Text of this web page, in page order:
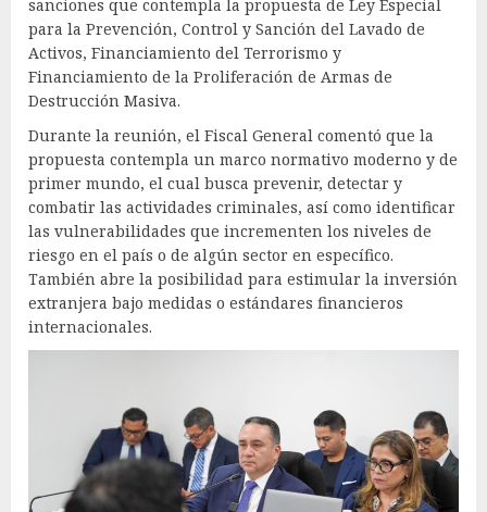
sanciones que contempla la propuesta de Ley Especial
para la Prevención, Control y Sanción del Lavado de
Activos, Financiamiento del Terrorismo y
Financiamiento de la Proliferación de Armas de
Destrucción Masiva.
Durante la reunión, el Fiscal General comentó que la
propuesta contempla un marco normativo moderno y de
primer mundo, el cual busca prevenir, detectar y
combatir las actividades criminales, así como identificar
las vulnerabilidades que incrementen los niveles de
riesgo en el país o de algún sector en específico.
También abre la posibilidad para estimular la inversión
extranjera bajo medidas o estándares financieros
internacionales.